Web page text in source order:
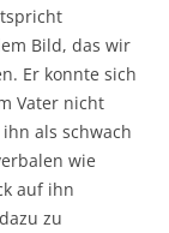
Bild, das wir
Er konnte sich
Vater nicht
als schwach
wie
auf ihn
zu